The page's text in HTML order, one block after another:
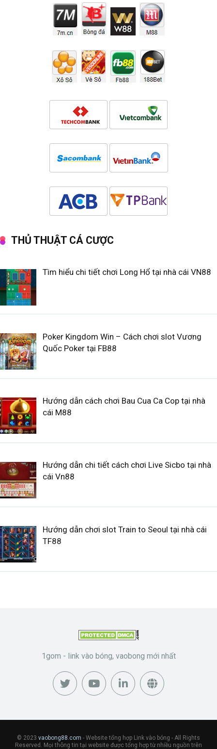
THỦ THUẬT CÁ CƯỢC
Tìm hiểu chi tiết chơi Long Hổ tại nhà cái VN88
Poker Kingdom Win – Cách chơi slot Vương
Quốc Poker tại FB88
Hướng dẫn cách chơi Bau Cua Ca Cop tại nhà
cái M88
Hướng dẫn chi tiết cách chơi Live Sicbo tại nhà
cái Vn88
Hướng dẫn chơi slot Train to Seoul tại nhà cái
TF88
1gom - link vào bóng, vaobong mới nhất
© 2023 vaobong88.com - Website tổng hợp Link vào bóng - All Rights
Reserved. Mọi thông tin tại website được tổng hợp từ nhiều nguồn trên